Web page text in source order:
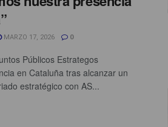
MARZO 17, 2026 0
Públicos Estrategos
en Cataluña tras alcanzar un
estratégico con AS...